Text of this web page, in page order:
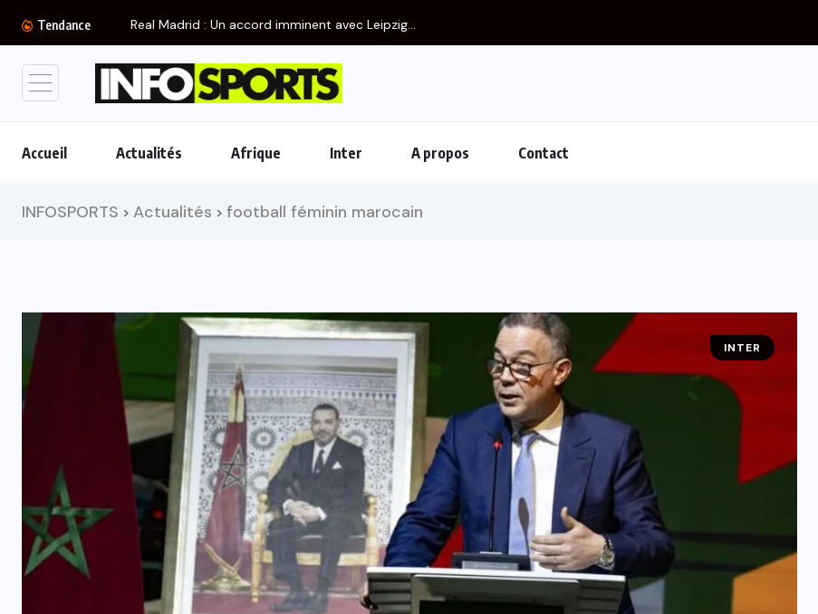
Tendance Real Madrid : Un accord imminent avec Leipzig...
Accueil Actualités Afrique Inter A propos Contact
INFOSPORTS > Actualités > football féminin marocain
INTER
INTER